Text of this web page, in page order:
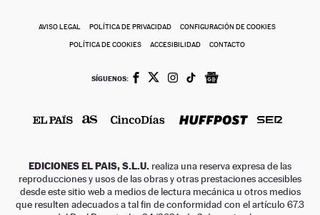
AVISO LEGAL POLÍTICA DE PRIVACIDAD CONFIGURACIÓN DE COOKIES
POLÍTICA DE COOKIES ACCESIBILIDAD CONTACTO
SÍGUENOS:
EDICIONES EL PAIS, S.L.U. realiza una reserva expresa de las
reproducciones y usos de las obras y otras prestaciones accesibles
desde este sitio web a medios de lectura mecánica u otros medios
que resulten adecuados a tal fin de conformidad con el artículo 67.3